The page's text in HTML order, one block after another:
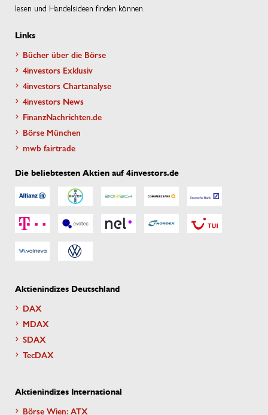
lesen und Handelsideen finden können.
Links
Bücher über die Börse
4investors Exklusiv
4investors Chartanalyse
4investors News
FinanzNachrichten.de
Börse München
mwb fairtrade
Die beliebtesten Aktien auf 4investors.de
Aktienindizes Deutschland
DAX
MDAX
SDAX
TecDAX
Aktienindizes International
Börse Wien: ATX